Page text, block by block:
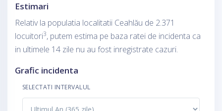
Estimari
Relativ la populatia localitatii Ceahlău de 2.371
locuitori3, putem estima pe baza ratei de incidenta ca
in ultimele 14 zile nu au fost inregistrate cazuri.
Grafic incidenta
SELECTATI INTERVALUL